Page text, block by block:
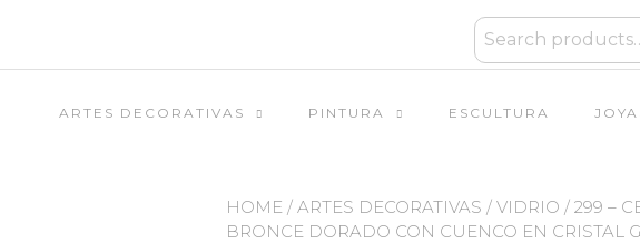
ARTES DECORATIVAS PINTURA ESCULTURA
HOME / ARTES DECORATIVAS / VIDRIO / 299 –
BRONCE DORADO CON CUENCO EN CRISTAL